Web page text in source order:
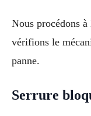
Nous procédons
vérifions le
panne.
Serrure